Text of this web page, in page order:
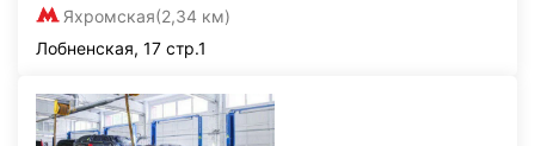
Яхромская(2,34 км)
Лобненская, 17 стр.1